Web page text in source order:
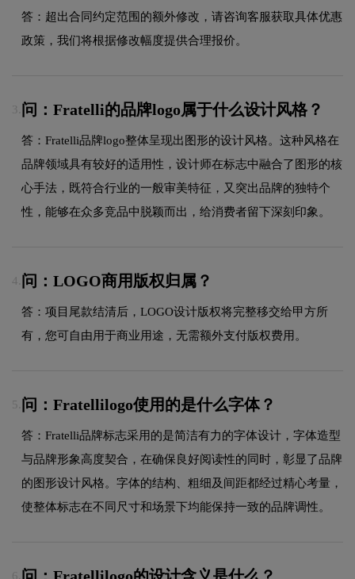
答：超出合同约定范围的额外修改，请咨询客服获取具体优惠
政策，我们将根据修改幅度提供合理报价。
3. 问：Fratelli的品牌logo属于什么设计风格？
答：Fratelli品牌logo整体呈现出图形的设计风格。这种风格在
品牌领域具有较好的适用性，设计师在标志中融合了图形的核
心手法，既符合行业的一般审美特征，又突出品牌的独特个
性，能够在众多竞品中脱颖而出，给消费者留下深刻印象。
4. 问：LOGO商用版权归属？
答：项目尾款结清后，LOGO设计版权将完整移交给甲方所
有，您可自由用于商业用途，无需额外支付版权费用。
5. 问：Fratellilogo使用的是什么字体？
答：Fratelli品牌标志采用的是简洁有力的字体设计，字体造型
与品牌形象高度契合，在确保良好阅读性的同时，彰显了品牌
的图形设计风格。字体的结构、粗细及间距都经过精心考量，
使整体标志在不同尺寸和场景下均能保持一致的品牌调性。
6.